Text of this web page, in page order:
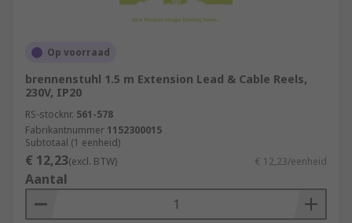
Op voorraad
brennenstuhl 1.5 m Extension Lead & Cable Reels,
230V, IP20
RS-stocknr. 561-578
Fabrikantnummer 1152300015
Subtotaal (1 eenheid)
€ 12,23(excl. BTW) € 12,23/eenheid
Aantal